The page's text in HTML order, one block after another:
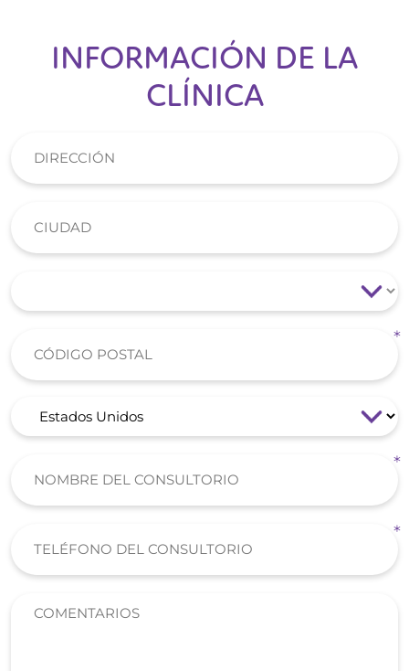
INFORMACIÓN DE LA
CLÍNICA